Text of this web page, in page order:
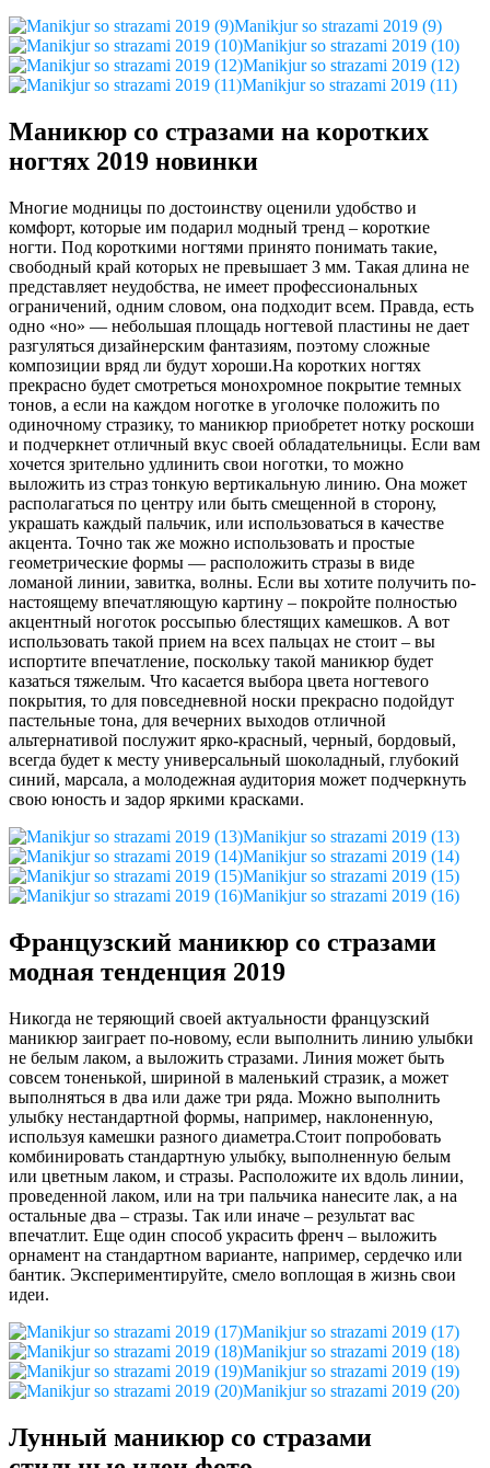
Manikjur so strazami 2019 (9)
Manikjur so strazami 2019 (10)
Manikjur so strazami 2019 (12)
Manikjur so strazami 2019 (11)
Маникюр со стразами на коротких
ногтях 2019 новинки
Многие модницы по достоинству оценили удобство и
комфорт, которые им подарил модный тренд – короткие
ногти. Под короткими ногтями принято понимать такие,
свободный край которых не превышает 3 мм. Такая длина не
представляет неудобства, не имеет профессиональных
ограничений, одним словом, она подходит всем. Правда, есть
одно «но» — небольшая площадь ногтевой пластины не дает
разгуляться дизайнерским фантазиям, поэтому сложные
композиции вряд ли будут хороши.На коротких ногтях
прекрасно будет смотреться монохромное покрытие темных
тонов, а если на каждом ноготке в уголочке положить по
одиночному стразику, то маникюр приобретет нотку роскоши
и подчеркнет отличный вкус своей обладательницы. Если вам
хочется зрительно удлинить свои ноготки, то можно
выложить из страз тонкую вертикальную линию. Она может
располагаться по центру или быть смещенной в сторону,
украшать каждый пальчик, или использоваться в качестве
акцента. Точно так же можно использовать и простые
геометрические формы — расположить стразы в виде
ломаной линии, завитка, волны. Если вы хотите получить по-
настоящему впечатляющую картину – покройте полностью
акцентный ноготок россыпью блестящих камешков. А вот
использовать такой прием на всех пальцах не стоит – вы
испортите впечатление, поскольку такой маникюр будет
казаться тяжелым. Что касается выбора цвета ногтевого
покрытия, то для повседневной носки прекрасно подойдут
пастельные тона, для вечерних выходов отличной
альтернативой послужит ярко-красный, черный, бордовый,
всегда будет к месту универсальный шоколадный, глубокий
синий, марсала, а молодежная аудитория может подчеркнуть
свою юность и задор яркими красками.
Manikjur so strazami 2019 (13)
Manikjur so strazami 2019 (14)
Manikjur so strazami 2019 (15)
Manikjur so strazami 2019 (16)
Французский маникюр со стразами
модная тенденция 2019
Никогда не теряющий своей актуальности французский
маникюр заиграет по-новому, если выполнить линию улыбки
не белым лаком, а выложить стразами. Линия может быть
совсем тоненькой, шириной в маленький стразик, а может
выполняться в два или даже три ряда. Можно выполнить
улыбку нестандартной формы, например, наклоненную,
используя камешки разного диаметра.Стоит попробовать
комбинировать стандартную улыбку, выполненную белым
или цветным лаком, и стразы. Расположите их вдоль линии,
проведенной лаком, или на три пальчика нанесите лак, а на
остальные два – стразы. Так или иначе – результат вас
впечатлит. Еще один способ украсить френч – выложить
орнамент на стандартном варианте, например, сердечко или
бантик. Экспериментируйте, смело воплощая в жизнь свои
идеи.
Manikjur so strazami 2019 (17)
Manikjur so strazami 2019 (18)
Manikjur so strazami 2019 (19)
Manikjur so strazami 2019 (20)
Лунный маникюр со стразами